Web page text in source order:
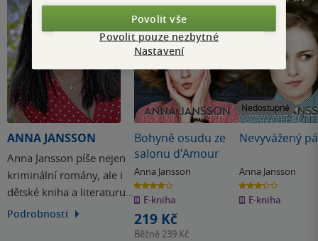
ANNA JANSSON
Anna Jansson píše nejen
kriminální romány, ale i
dětské kniha a literaturu
faktu. Většina jejích děl je
Podrobnosti
Bohyně osudu ze
salonu d'Amour
Anna Jansson
3.8
z
5
hvězdiček
E-kniha
219 Kč
Běžně 239 Kč
Nedostupné
Nevyvážený
Anna Jansson
3.3
z
5
hvězdiček
E-kniha
Povolit vše
Povolit pouze nezbytné
Nastavení